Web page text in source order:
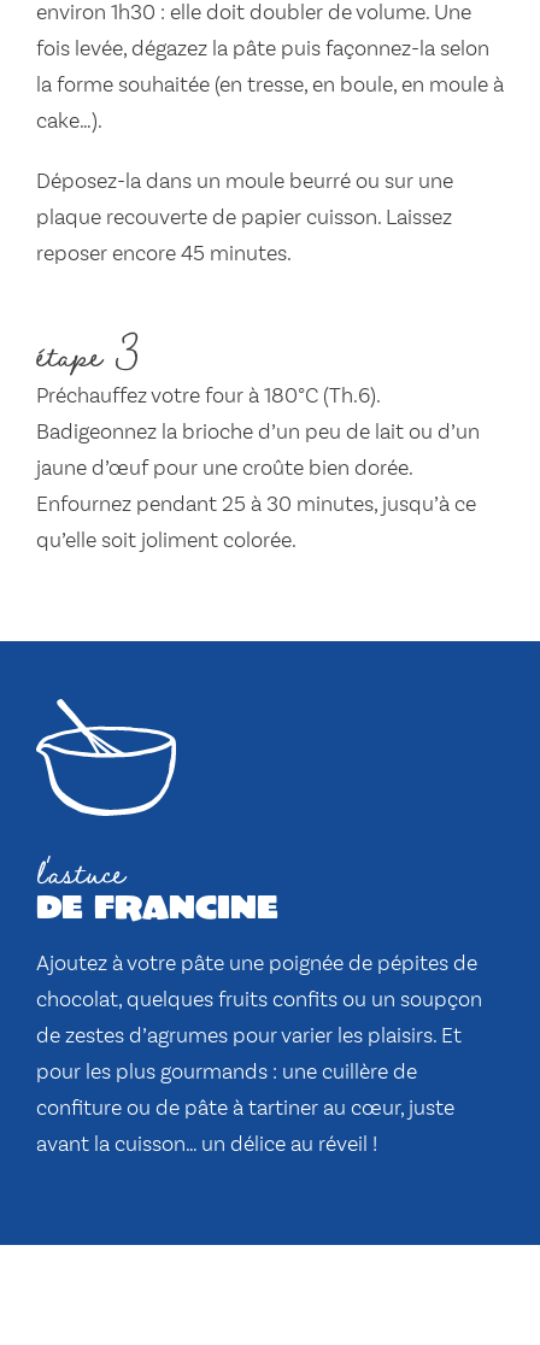
environ 1h30 : elle doit doubler de volume. Une
fois levée, dégazez la pâte puis façonnez-la selon
la forme souhaitée (en tresse, en boule, en moule à
cake…).
Déposez-la dans un moule beurré ou sur une
plaque recouverte de papier cuisson. Laissez
reposer encore 45 minutes.
étape 3
Préchauffez votre four à 180°C (Th.6).
Badigeonnez la brioche d’un peu de lait ou d’un
jaune d’œuf pour une croûte bien dorée.
Enfournez pendant 25 à 30 minutes, jusqu’à ce
qu’elle soit joliment colorée.
l'astuce
de francine
Ajoutez à votre pâte une poignée de pépites de
chocolat, quelques fruits confits ou un soupçon
de zestes d’agrumes pour varier les plaisirs. Et
pour les plus gourmands : une cuillère de
confiture ou de pâte à tartiner au cœur, juste
avant la cuisson… un délice au réveil !